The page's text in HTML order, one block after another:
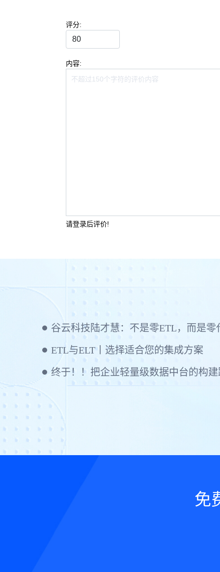
评分:
内容:
请登录后评价!
ETL与ELT丨选择适合您的集成方案
终于！！把企业轻量级数据中台的构
免